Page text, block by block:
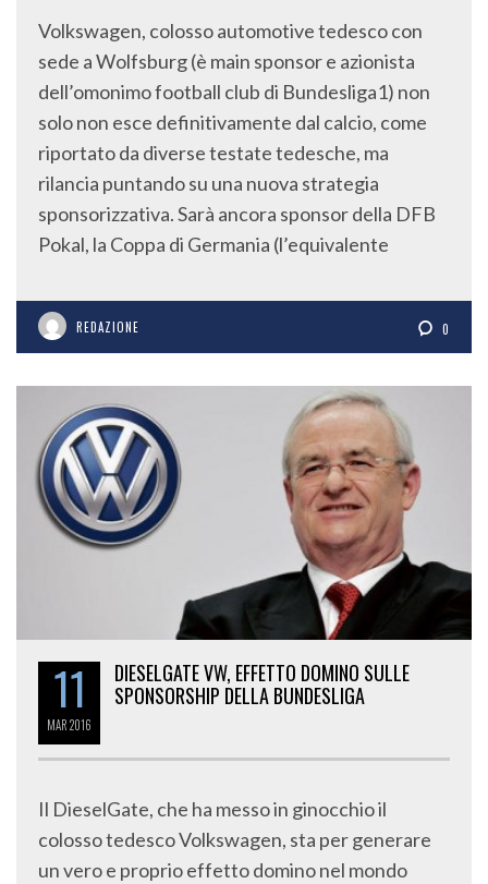
Volkswagen, colosso automotive tedesco con
sede a Wolfsburg (è main sponsor e azionista
dell’omonimo football club di Bundesliga1) non
solo non esce definitivamente dal calcio, come
riportato da diverse testate tedesche, ma
rilancia puntando su una nuova strategia
sponsorizzativa. Sarà ancora sponsor della DFB
Pokal, la Coppa di Germania (l’equivalente
REDAZIONE 0
11
MAR2016
DIESELGATE VW, EFFETTO DOMINO SULLE
SPONSORSHIP DELLA BUNDESLIGA
Il DieselGate, che ha messo in ginocchio il
colosso tedesco Volkswagen, sta per generare
un vero e proprio effetto domino nel mondo